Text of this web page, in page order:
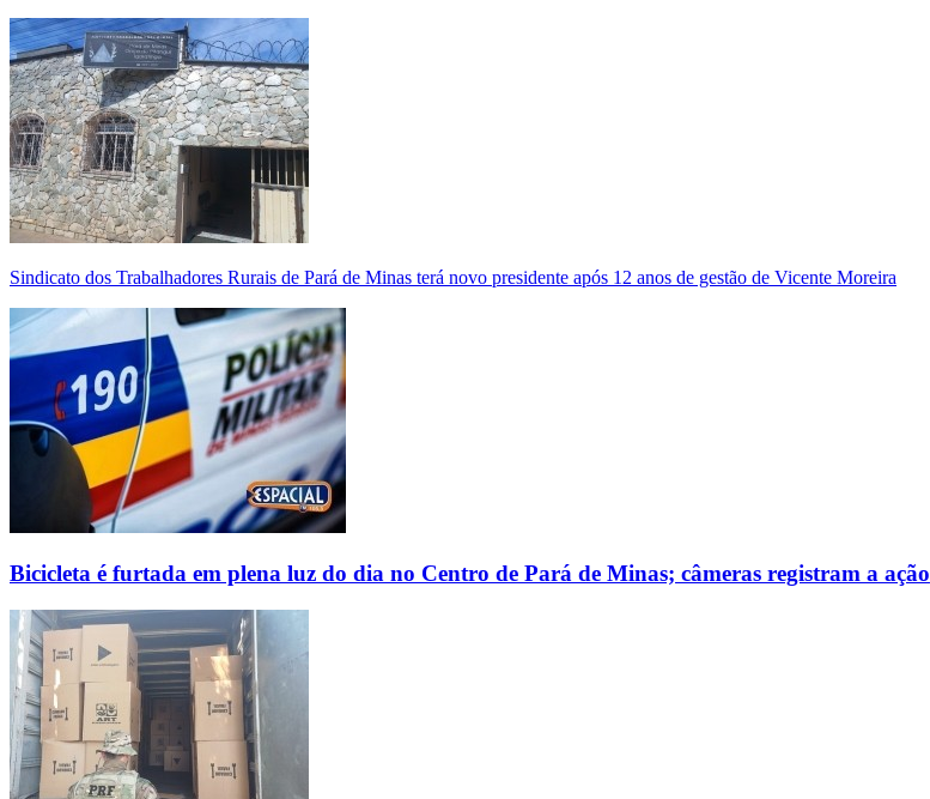
Sindicato dos Trabalhadores Rurais de Pará de Minas terá novo presidente após 12 anos de gestão de Vicente Moreira
Bicicleta é furtada em plena luz do dia no Centro de Pará de Minas; câmeras registram a ação